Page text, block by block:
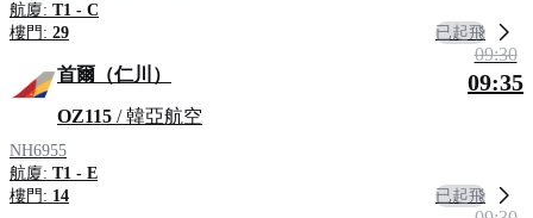
航廈: T1 - C
樓門: 29 已起飛
首爾（仁川）
OZ115 / 韓亞航空
NH6955
航廈: T1 - E
樓門: 14
09:30
09:35
已起飛